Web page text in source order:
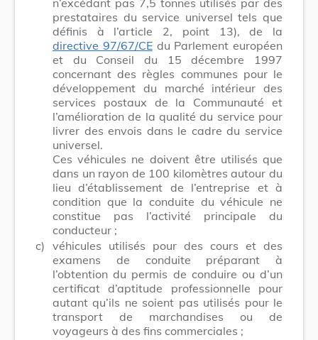
prestataires du service universel tels que
définis à l’article 2, point 13), de la
directive 97/67/CEdu Parlement européen
et du Conseil du 15 décembre 1997
concernant des règles communes pour le
développement du marché intérieur des
services postaux de la Communauté et
l’amélioration de la qualité du service pour
livrer des envois dans le cadre du service
universel.
Ces véhicules ne doivent être utilisés que
dans un rayon de 100 kilomètres autour du
lieu d’établissement de l’entreprise et à
condition que la conduite du véhicule ne
constitue pas l’activité principale du
conducteur ;
c) véhicules utilisés pour des cours et des
examens de conduite préparant à
l’obtention du permis de conduire ou d’un
certificat d’aptitude professionnelle pour
autant qu’ils ne soient pas utilisés pour le
transport de marchandises ou de
voyageurs à des fins commerciales ;